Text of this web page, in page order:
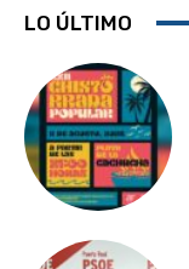
LO ÚLTIMO